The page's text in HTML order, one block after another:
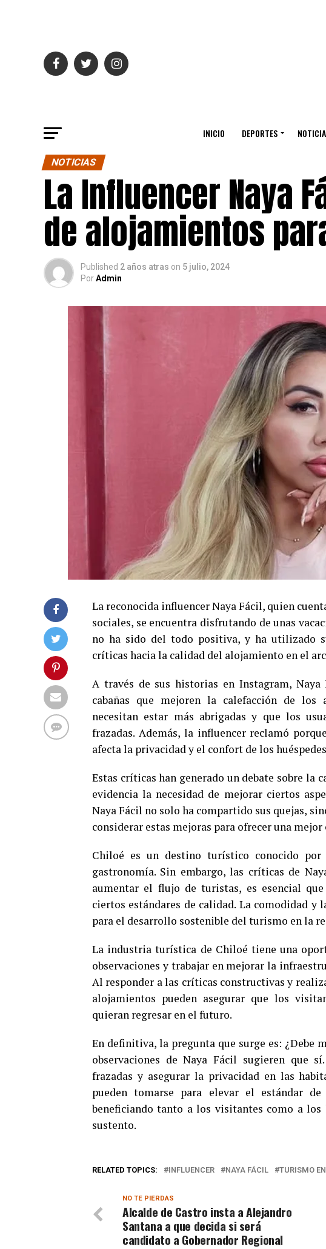
INICIO DEPORTES
NOTICIAS
La Influencer Naya
de alojamientos
Published 2 años atras on 5 julio, 2024
PorAdmin
La reconocida influencer Naya Fácil, quien
sociales, se encuentra disfrutando de unas
no ha sido del todo positiva, y ha utilizado
críticas hacia la calidad del alojamiento en el
A través de sus historias en Instagram,
cabañas que mejoren la calefacción de los
necesitan estar más abrigadas y que los
frazadas. Además, la influencer reclamó
afecta la privacidad y el confort de los
Estas críticas han generado un debate sobre
evidencia la necesidad de mejorar ciertos
Naya Fácil no solo ha compartido sus quejas,
considerar estas mejoras para ofrecer una
Chiloé es un destino turístico conocido
gastronomía. Sin embargo, las críticas de
aumentar el flujo de turistas, es esencial
ciertos estándares de calidad. La comodidad
para el desarrollo sostenible del turismo en la
La industria turística de Chiloé tiene una
observaciones y trabajar en mejorar la
Al responder a las críticas constructivas y
alojamientos pueden asegurar que los
quieran regresar en el futuro.
En definitiva, la pregunta que surge es: ¿Debe
observaciones de Naya Fácil sugieren que
frazadas y asegurar la privacidad en las
pueden tomarse para elevar el estándar
beneficiando tanto a los visitantes como a los
sustento.
RELATED TOPICS: INFLUENCER NAYA FÁCIL TURISMO
NO TE PIERDAS
Alcalde de Castro insta a Alejandro
Santana a que decida si será
candidato a Gobernador Regional